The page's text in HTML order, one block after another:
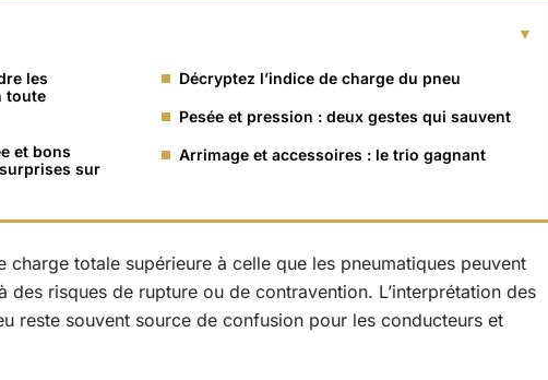
les
toute
et bons
sur
Décryptez l’indice de charge du pneu
Pesée et pression : deux gestes qui sauvent
Arrimage et accessoires : le trio gagnant
charge totale supérieure à celle que les pneumatiques peuvent
risques de rupture ou de contravention. L’interprétation des
reste souvent source de confusion pour les conducteurs et